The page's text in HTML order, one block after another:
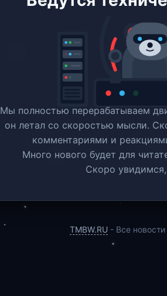
Мы полностью перерабатываем
он летал со скоростью мысли.
комментариями и
Много нового будет для
Скоро
TMBW.RU - Все